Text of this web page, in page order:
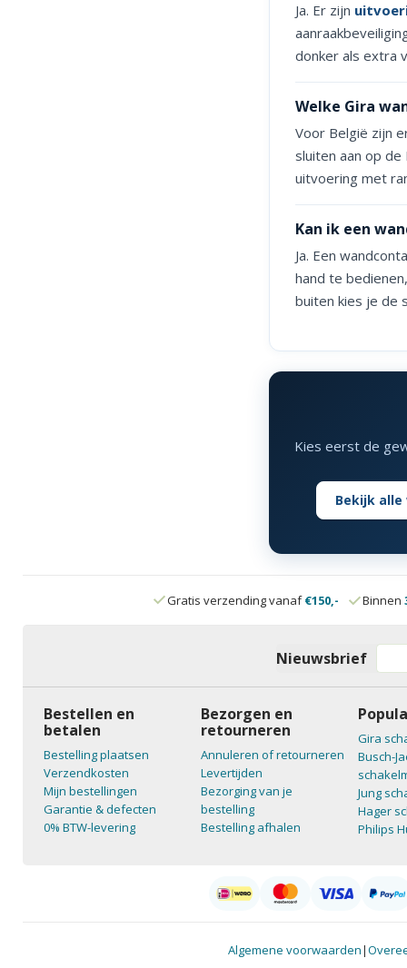
Ja. Er zijn
donker als extra
Welke Gira
Voor België zijn
sluiten aan op
uitvoering met
Kan ik een
Ja. Een
hand te
buiten kies je de
Kies eerst de
Bekijk
Gratis verzending vanaf€150,- Binnen
Nieuwsbrief
Bestellen en
betalen
Bestelling plaatsen
Verzendkosten
Mijn bestellingen
Garantie & defecten
0% BTW-levering
Bezorgen en
retourneren
Annuleren of retourneren
Levertijden
Bezorging van je
bestelling
Bestelling afhalen
Gira
Busch-
Jung
Hager
Philips
Algemene voorwaarden|